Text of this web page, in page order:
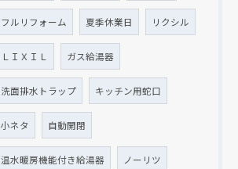
フルリフォーム 夏季休業日 リクシル
ＬＩＸＩＬ ガス給湯器
洗面排水トラップ キッチン用蛇口
小ネタ 自動開閉
温水暖房機能付き給湯器 ノーリツ